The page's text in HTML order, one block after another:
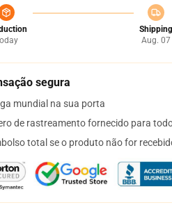
Shipping
Aug. 07
segura
mundial na sua porta
de rastreamento fornecido para
total se o produto não for